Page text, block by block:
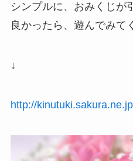
シンプルに、おみくじが
良かったら、遊んでみて
↓
http://